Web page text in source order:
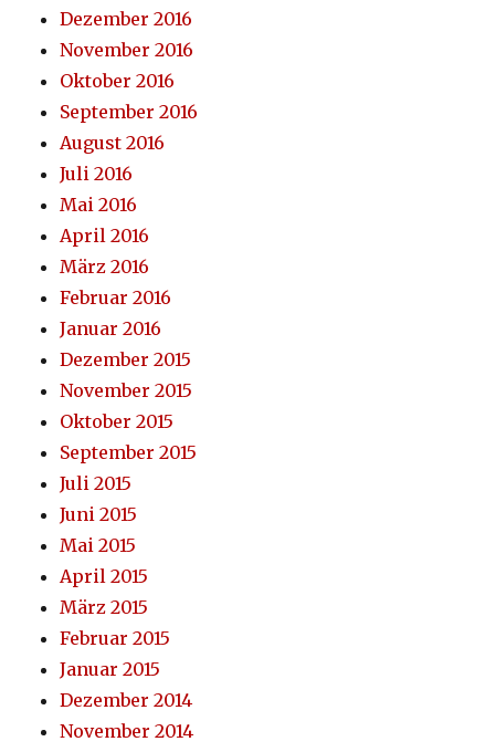
Dezember 2016
November 2016
Oktober 2016
September 2016
August 2016
Juli 2016
Mai 2016
April 2016
März 2016
Februar 2016
Januar 2016
Dezember 2015
November 2015
Oktober 2015
September 2015
Juli 2015
Juni 2015
Mai 2015
April 2015
März 2015
Februar 2015
Januar 2015
Dezember 2014
November 2014